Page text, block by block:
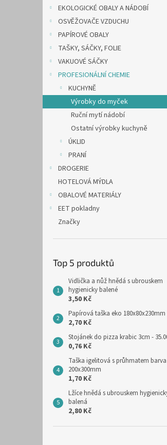
EKOLOGICKÉ OBALY A NÁDOBÍ
OSVĚŽOVAČE VZDUCHU
PAPÍROVÉ OBALY
TAŠKY, SÁČKY, FOLIE
VAKUOVÉ SÁČKY
PROFESIONÁLNÍ CHEMIE
KUCHYNĚ
Výrobky do myček
Ruční mytí nádobí
Ostatní výrobky kuchyně
ÚKLID
PRANÍ
DROGERIE
HOTELOVÁ MÝDLA
OBALOVÉ MATERIÁLY
EET pokladny
Značky
Top 5 produktů
Vidlička a nůž hnědá s ubrouskem
hygienicky balené
3,50 Kč
Papírová taška eko 180x80x230mm
2,70 Kč
Stojánek do pizza krabic 3cm -
0,76 Kč
Taška igelitová s průhmatem
200x300mm
1,70 Kč
Lžíce hnědá s ubrouskem
balená
2,80 Kč